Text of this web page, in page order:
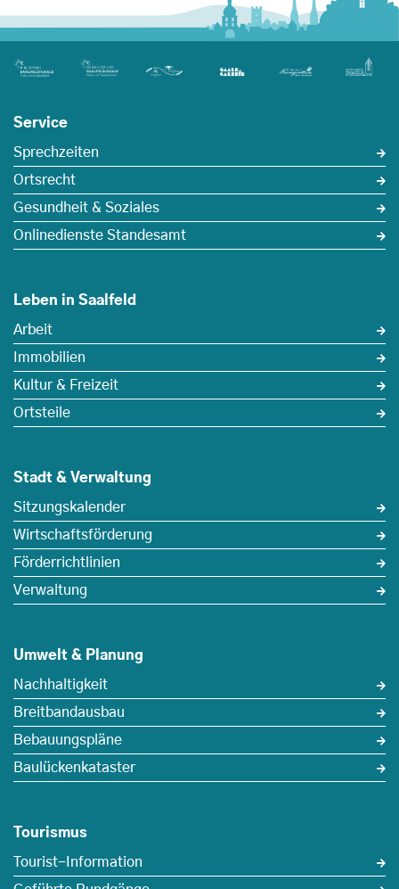
Service
Sprechzeiten
Ortsrecht
Gesundheit & Soziales
Onlinedienste Standesamt
Leben in Saalfeld
Arbeit
Immobilien
Kultur & Freizeit
Ortsteile
Stadt & Verwaltung
Sitzungskalender
Wirtschaftsförderung
Förderrichtlinien
Verwaltung
Umwelt & Planung
Nachhaltigkeit
Breitbandausbau
Bebauungspläne
Baulückenkataster
Tourismus
Tourist-Information